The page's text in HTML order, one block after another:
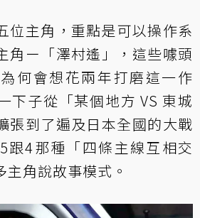
位主角，重點是可以操作系
角ー「澤村遙」，這些噱頭
何會想花兩年打磨這一作
下子從「某個地方 VS 東城
張到了遍及日本全國的大戰
跟4那種「四條主線互相交
角說故事模式。